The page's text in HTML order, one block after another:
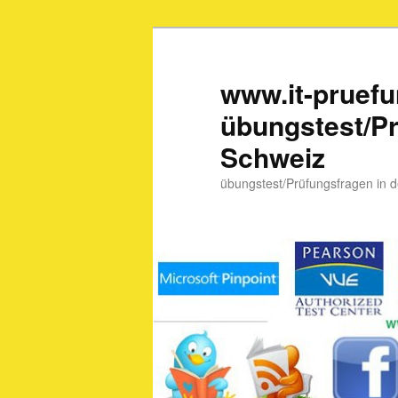
www.it-
übungstest/
Schweiz
übungstest/Prüfungsfragen in